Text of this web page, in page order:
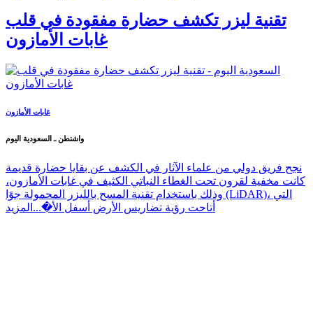
تقنية ليزر تكشف حضارة مفقودة في قلب
غابات الأمازون
غابات الأمازون
واشنطن ـ السعودية اليوم
نجح فريق دولي من علماء الآثار في الكشف عن بقايا حضارة قديمة
كانت مخفية لقرون تحت الغطاء النباتي الكثيف في غابات الأمازون،
وذلك باستخدام تقنية المسح بالليزر المحمولة جوًا (LiDAR)، التي
أتاحت رؤية تضاريس الأرض أسفل الأ�... المزيد